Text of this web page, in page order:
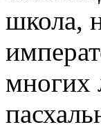
школа,
многих